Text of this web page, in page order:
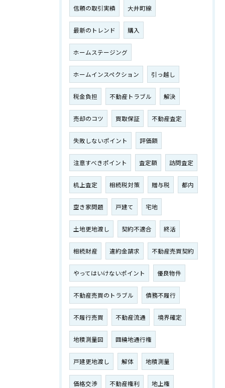
信頼の取引実績 大井町線
最新のトレンド 購入
ホームステージング
ホームインスペクション 引っ越し
税金負担 不動産トラブル 解決
売却のコツ 買取保証 不動産査定
失敗しないポイント 評価額
注意すべきポイント 査定額 訪問査定
机上査定 相続税対策 贈与税 都内
空き家問題 戸建て 宅地
土地更地渡し 契約不適合 終活
相続財産 違約金請求 不動産売買契約
やってはいけないポイント 優良物件
不動産売買のトラブル 債務不履行
不履行売買 不動産流通 境界確定
地積測量図 囲繞地通行権
戸建更地渡し 解体 地積測量
価格交渉 不動産権利 地上権